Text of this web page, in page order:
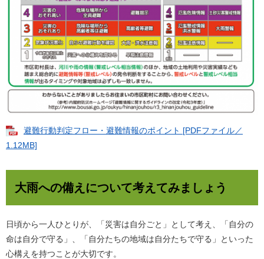
避難行動判定フロー・避難情報のポイント [PDFファイル／
1.12MB]
大雨への備えについて考えてみましょう
日頃から一人ひとりが、「災害は自分ごと」として考え、「自分の
命は自分で守る」、「自分たちの地域は自分たちで守る」といった
心構えを持つことが大切です。